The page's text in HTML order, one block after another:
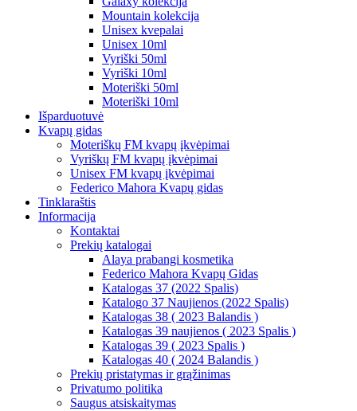
Mountain kolekcija
Unisex kvepalai
Unisex 10ml
Vyriški 50ml
Vyriški 10ml
Moteriški 50ml
Moteriški 10ml
Išparduotuvė
Kvapų gidas
Moteriškų FM kvapų įkvėpimai
Vyriškų FM kvapų įkvėpimai
Unisex FM kvapų įkvėpimai
Federico Mahora Kvapų gidas
Tinklaraštis
Informacija
Kontaktai
Prekių katalogai
Alaya prabangi kosmetika
Federico Mahora Kvapų Gidas
Katalogas 37 (2022 Spalis)
Katalogo 37 Naujienos (2022 Spalis)
Katalogas 38 ( 2023 Balandis )
Katalogas 39 naujienos ( 2023 Spalis )
Katalogas 39 ( 2023 Spalis )
Katalogas 40 ( 2024 Balandis )
Prekių pristatymas ir grąžinimas
Privatumo politika
Saugus atsiskaitymas